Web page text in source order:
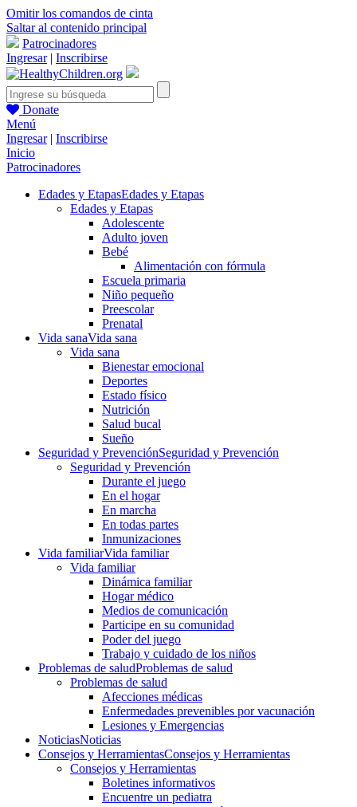
Omitir los comandos de cinta
Saltar al contenido principal
Patrocinadores
Ingresar| Inscribirse
Donate
Menú
Ingresar| Inscribirse
Inicio
Patrocinadores
Edades y EtapasEdades y Etapas
Edades y Etapas
Adolescente
Adulto joven
Bebé
Alimentación con fórmula
Escuela primaria
Niño pequeño
Preescolar
Prenatal
Vida sanaVida sana
Vida sana
Bienestar emocional
Deportes
Estado físico
Nutrición
Salud bucal
Sueño
Seguridad y PrevenciónSeguridad y Prevención
Seguridad y Prevención
Durante el juego
En el hogar
En marcha
En todas partes
Inmunizaciones
Vida familiarVida familiar
Vida familiar
Dinámica familiar
Hogar médico
Medios de comunicación
Participe en su comunidad
Poder del juego
Trabajo y cuidado de los niños
Problemas de saludProblemas de salud
Problemas de salud
Afecciones médicas
Enfermedades prevenibles por vacunación
Lesiones y Emergencias
NoticiasNoticias
Consejos y HerramientasConsejos y Herramientas
Consejos y Herramientas
Boletines informativos
Encuentre un pediatra